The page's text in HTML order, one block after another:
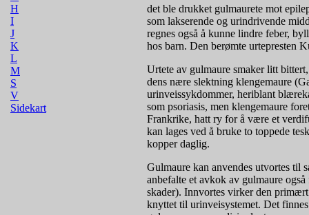
H
I
J
K
L
M
S
V
Sidekart
det ble drukket gulmaurete mot
som lakserende og urindrivende
regnes også å kunne lindre feber,
hos barn. Den berømte urtepresten
Urtete av gulmaure smaker litt
dens nære slektning klengemaure
urinveissykdommer, heriblant
som psoriasis, men klengemaure
Frankrike, hatt ry for å være et
kan lages ved å bruke to toppede
kopper daglig.
Gulmaure kan anvendes utvortes til
anbefalte et avkok av gulmaure
skader). Innvortes virker den
knyttet til urinveisystemet. Det